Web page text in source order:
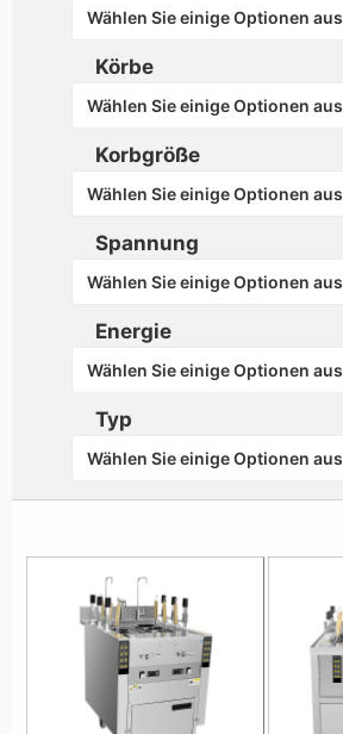
Wählen Sie einige Optionen aus
Körbe
Wählen Sie einige Optionen aus
Korbgröße
Wählen Sie einige Optionen aus
Spannung
Wählen Sie einige Optionen aus
Energie
Wählen Sie einige Optionen aus
Typ
Wählen Sie einige Optionen aus